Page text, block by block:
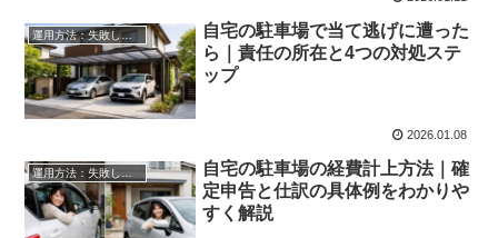
運用方法：失敗しない自宅駐車場貸し出し
自宅の駐車場で当て逃げに遭った
ら｜責任の所在と4つの対処ステ
ップ
2026.01.08
自宅の駐車場の経費計上方法｜確
定申告と仕訳の具体例をわかりや
すく解説